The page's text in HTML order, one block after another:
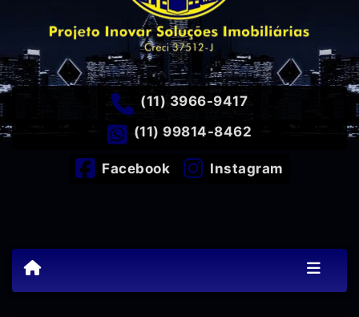
(11) 3966-9417
(11) 99814-8462
Facebook Instagram